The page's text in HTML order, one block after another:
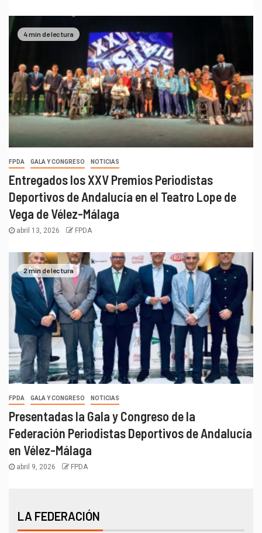
4 min de lectura
FPDA GALA Y CONGRESO NOTICIAS
Entregados los XXV Premios Periodistas
Deportivos de Andalucía en el Teatro Lope de
Vega de Vélez-Málaga
abril 13, 2026 FPDA
2 min de lectura
FPDA GALA Y CONGRESO NOTICIAS
Presentadas la Gala y Congreso de la
Federación Periodistas Deportivos de Andalucía
en Vélez-Málaga
abril 9, 2026 FPDA
LA FEDERACIÓN